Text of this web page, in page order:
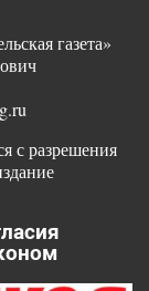
газета»
с разрешения